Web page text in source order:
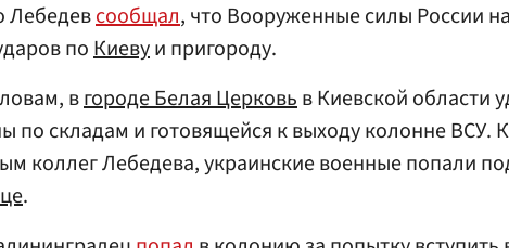
Лебедевсообщал, что Вооруженные силы России
поКиевуи пригороду.
вгороде Белая Церковьв Киевской области
по складам и готовящейся к выходу колонне ВСУ.
коллег Лебедева, украинские военные попали
.